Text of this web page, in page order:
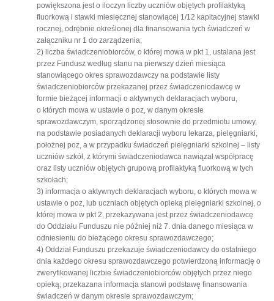
powiększona jest o iloczyn liczby uczniów objętych profilaktyką
fluorkową i stawki miesięcznej stanowiącej 1/12 kapitacyjnej stawki
rocznej, odrębnie określonej dla finansowania tych świadczeń w
załączniku nr 1 do zarządzenia;
2) liczba świadczeniobiorców, o której mowa w pkt 1, ustalana jest
przez Fundusz według stanu na pierwszy dzień miesiąca
stanowiącego okres sprawozdawczy na podstawie listy
świadczeniobiorców przekazanej przez świadczeniodawcę w
formie bieżącej informacji o aktywnych deklaracjach wyboru,
o których mowa w ustawie o poz, w danym okresie
sprawozdawczym, sporządzonej stosownie do przedmiotu umowy,
na podstawie posiadanych deklaracji wyboru lekarza, pielęgniarki,
położnej poz, a w przypadku świadczeń pielęgniarki szkolnej – listy
uczniów szkół, z którymi świadczeniodawca nawiązał współpracę
oraz listy uczniów objętych grupową profilaktyką fluorkową w tych
szkołach;
3) informacja o aktywnych deklaracjach wyboru, o których mowa w
ustawie o poz, lub uczniach objętych opieką pielęgniarki szkolnej, o
której mowa w pkt 2, przekazywana jest przez świadczeniodawcę
do Oddziału Funduszu nie później niż 7. dnia danego miesiąca w
odniesieniu do bieżącego okresu sprawozdawczego;
4) Oddział Funduszu przekazuje świadczeniodawcy do ostatniego
dnia każdego okresu sprawozdawczego potwierdzoną informację o
zweryfikowanej liczbie świadczeniobiorców objętych przez niego
opieką; przekazana informacja stanowi podstawę finansowania
świadczeń w danym okresie sprawozdawczym;